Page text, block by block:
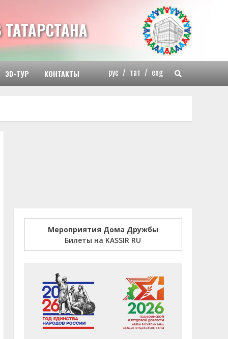
3D-ТУР КОНТАКТЫ рус / тат / eng
Мероприятия Дома Дружбы
Билеты на KASSIR RU